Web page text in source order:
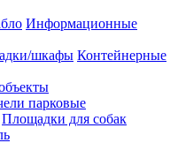
Информационные
Контейнерные
парковые
Площадки для собак